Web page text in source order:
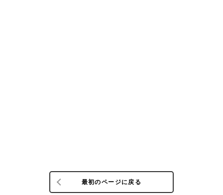
最初のページに戻る